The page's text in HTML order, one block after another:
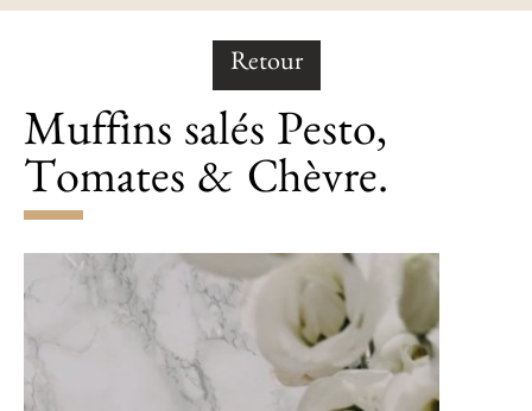
Retour
Muffins salés Pesto,
Tomates & Chèvre.